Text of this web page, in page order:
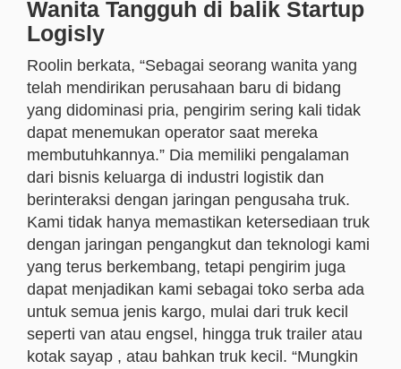
Wanita Tangguh di balik Startup
Logisly
Roolin berkata, “Sebagai seorang wanita yang
telah mendirikan perusahaan baru di bidang
yang didominasi pria, pengirim sering kali tidak
dapat menemukan operator saat mereka
membutuhkannya.” Dia memiliki pengalaman
dari bisnis keluarga di industri logistik dan
berinteraksi dengan jaringan pengusaha truk.
Kami tidak hanya memastikan ketersediaan truk
dengan jaringan pengangkut dan teknologi kami
yang terus berkembang, tetapi pengirim juga
dapat menjadikan kami sebagai toko serba ada
untuk semua jenis kargo, mulai dari truk kecil
seperti van atau engsel, hingga truk trailer atau
kotak sayap , atau bahkan truk kecil. “Mungkin